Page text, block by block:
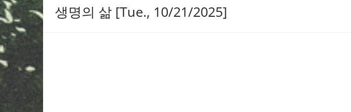
생명의 삶 [Tue., 10/21/2025]